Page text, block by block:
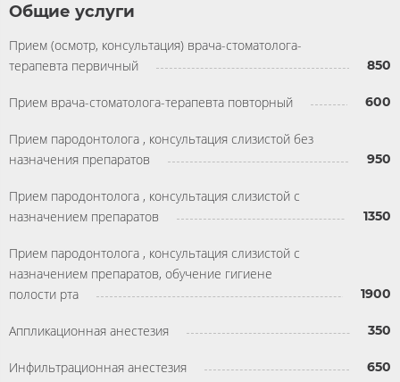
Общие услуги
Прием (осмотр, консультация) врача-стоматолога-
терапевта первичный
850
Прием врача-стоматолога-терапевта повторный 600
Прием пародонтолога , консультация слизистой без
назначения препаратов
950
Прием пародонтолога , консультация слизистой с
назначением препаратов
1350
Прием пародонтолога , консультация слизистой с
назначением препаратов, обучение гигиене
полости рта
1900
Аппликационная анестезия 350
Инфильтрационная анестезия 650